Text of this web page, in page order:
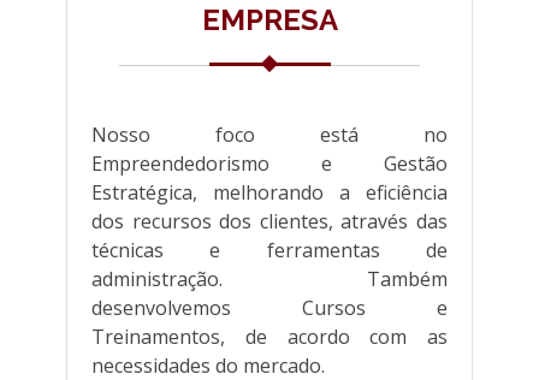
EMPRESA
Nosso foco está no
Empreendedorismo e Gestão
Estratégica, melhorando a eficiência
dos recursos dos clientes, através das
técnicas e ferramentas de
administração. Também
desenvolvemos Cursos e
Treinamentos, de acordo com as
necessidades do mercado.